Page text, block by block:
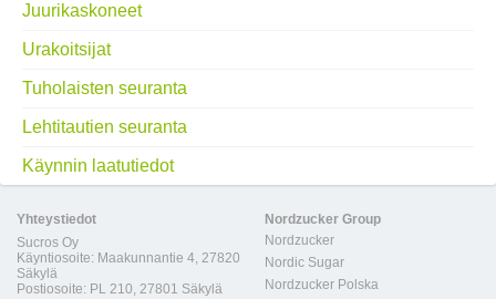
Juurikaskoneet
Urakoitsijat
Tuholaisten seuranta
Lehtitautien seuranta
Käynnin laatutiedot
Yhteystiedot
Sucros Oy
Käyntiosoite: Maakunnantie 4, 27820
Säkylä
Postiosoite: PL 210, 27801 Säkylä
Nordzucker Group
Nordzucker
Nordic Sugar
Nordzucker Polska